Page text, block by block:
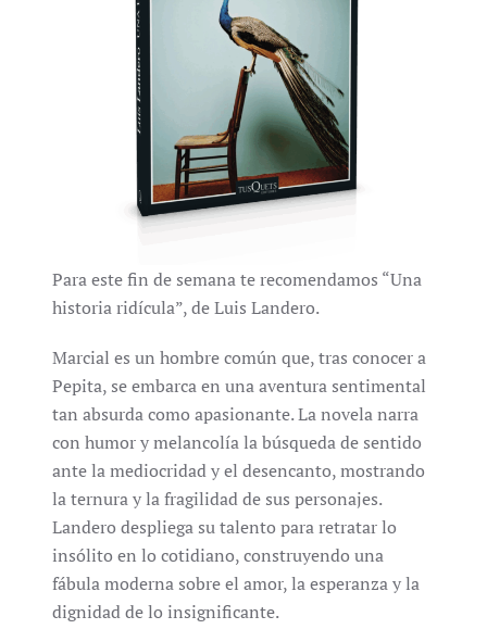
Para este fin de semana te recomendamos “Una
historia ridícula”, de Luis Landero.
Marcial es un hombre común que, tras conocer a
Pepita, se embarca en una aventura sentimental
tan absurda como apasionante. La novela narra
con humor y melancolía la búsqueda de sentido
ante la mediocridad y el desencanto, mostrando
la ternura y la fragilidad de sus personajes.
Landero despliega su talento para retratar lo
insólito en lo cotidiano, construyendo una
fábula moderna sobre el amor, la esperanza y la
dignidad de lo insignificante.